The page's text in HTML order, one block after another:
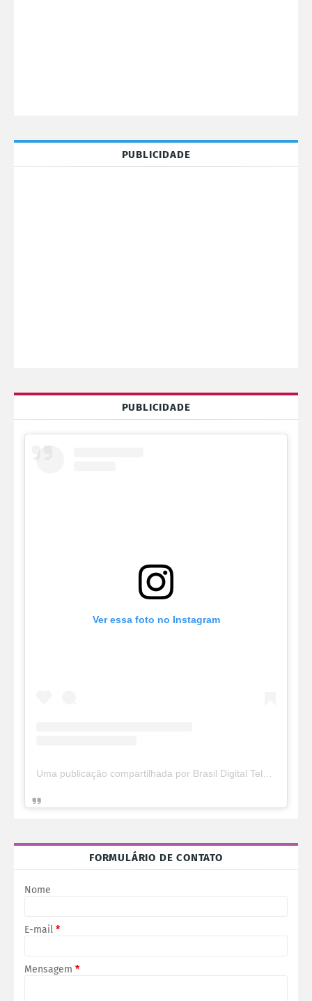
PUBLICIDADE
PUBLICIDADE
Ver essa foto no Instagram
FORMULÁRIO DE CONTATO
Nome
E-mail *
Mensagem *